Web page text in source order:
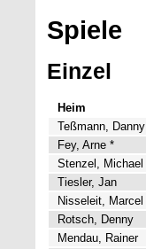
Spiele
Einzel
Heim
Teßmann, Danny
Fey, Arne *
Stenzel, Michael
Tiesler, Jan
Nisseleit, Marcel
Rotsch, Denny
Mendau, Rainer